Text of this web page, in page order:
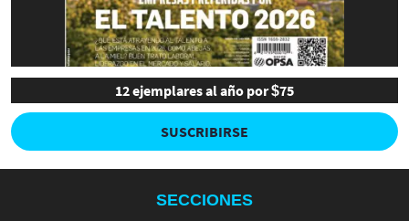
12 ejemplares al año por $75
SUSCRIBIRSE
SECCIONES